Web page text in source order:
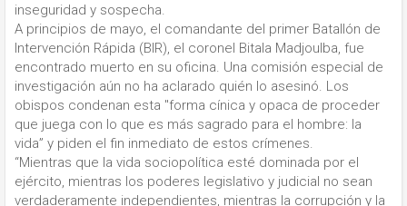
inseguridad y sospecha.
A principios de mayo, el comandante del primer Batallón de
Intervención Rápida (BIR), el coronel Bitala Madjoulba, fue
encontrado muerto en su oficina. Una comisión especial de
investigación aún no ha aclarado quién lo asesinó. Los
obispos condenan esta "forma cínica y opaca de proceder
que juega con lo que es más sagrado para el hombre: la
vida” y piden el fin inmediato de estos crímenes.
“Mientras que la vida sociopolítica esté dominada por el
ejército, mientras los poderes legislativo y judicial no sean
verdaderamente independientes, mientras la corrupción y la